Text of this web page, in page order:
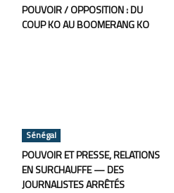
POUVOIR / OPPOSITION : DU
COUP KO AU BOOMERANG KO
Sénégal
POUVOIR ET PRESSE, RELATIONS
EN SURCHAUFFE — DES
JOURNALISTES ARRÊTÉS